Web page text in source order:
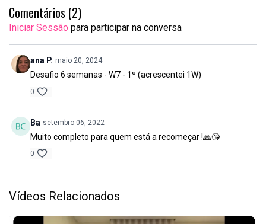
Comentários (2)
Iniciar Sessão para participar na conversa
ana P. maio 20, 2024
Desafio 6 semanas - W7 - 1º (acrescentei 1W)
0
Ba setembro 06, 2022
Muito completo para quem está a recomeçar !🙏😘
0
Vídeos Relacionados